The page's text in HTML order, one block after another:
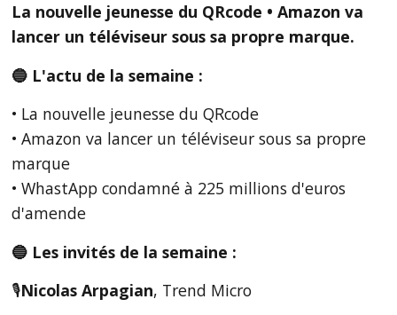
La nouvelle jeunesse du QRcode • Amazon va
lancer un téléviseur sous sa propre marque.
🔵 L'actu de la semaine :
• La nouvelle jeunesse du QRcode
• Amazon va lancer un téléviseur sous sa propre
marque
• WhastApp condamné à 225 millions d'euros
d'amende
🔵 Les invités de la semaine :
🎙Nicolas Arpagian, Trend Micro